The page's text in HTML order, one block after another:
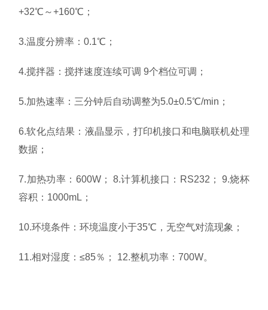
+32℃～+160℃；
3.温度分辨率：0.1℃；
4.搅拌器：搅拌速度连续可调 9个档位可调；
5.加热速率：三分钟后自动调整为5.0±0.5℃/min；
6.软化点结果：液晶显示，打印机接口和电脑联机处理
数据；
7.加热功率：600W； 8.计算机接口：RS232； 9.烧杯
容积：1000mL；
10.环境条件：环境温度小于35℃，无空气对流现象；
11.相对湿度：≤85％； 12.整机功率：700W。